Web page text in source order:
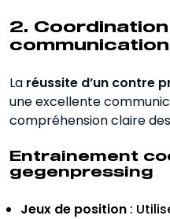
2.
communication
La réussite d’un contre
une excellente
compréhension claire
Entrainement
gegenpressing
Jeux de position :